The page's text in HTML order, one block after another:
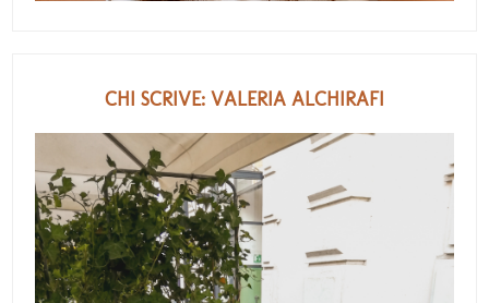
CHI SCRIVE: VALERIA ALCHIRAFI